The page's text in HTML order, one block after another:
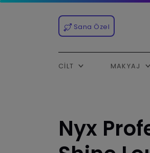
Sana Özel
CILT MAKYAJ
Nyx